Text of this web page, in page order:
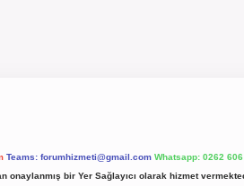
Teams: forumhizmeti@gmail.com Whatsapp: 0262
onaylanmış bir Yer Sağlayıcı olarak hizmet